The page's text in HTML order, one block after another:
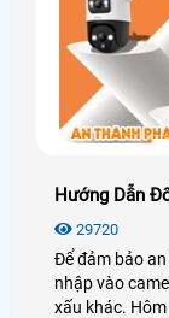
Hướng Dẫn
29720
Để đảm bảo
nhập vào
xấu khác. Hôm nay An Thành Phát sẽ hướng dẫn mọi